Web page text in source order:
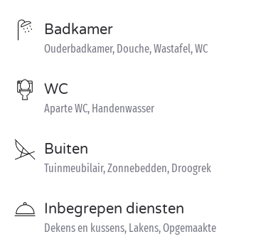
Badkamer
Ouderbadkamer, Douche, Wastafel, WC
WC
Aparte WC, Handenwasser
Buiten
Tuinmeubilair, Zonnebedden, Droogrek
Inbegrepen diensten
Dekens en kussens, Lakens, Opgemaakte